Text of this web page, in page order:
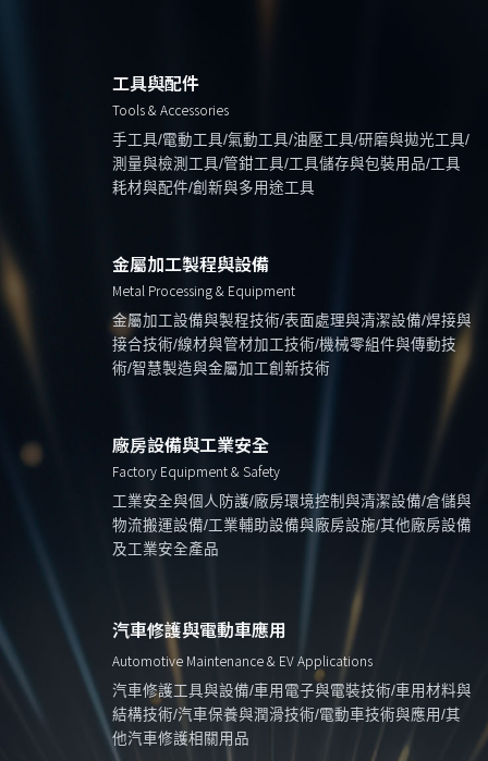
工具與配件
Tools & Accessories
手工具/電動工具/氣動工具/油壓工具/研磨與拋光工具/
測量與檢測工具/管鉗工具/工具儲存與包裝用品/工具
耗材與配件/創新與多用途工具
金屬加工製程與設備
Metal Processing & Equipment
金屬加工設備與製程技術/表面處理與清潔設備/焊接與
接合技術/線材與管材加工技術/機械零組件與傳動技
術/智慧製造與金屬加工創新技術
廠房設備與工業安全
Factory Equipment & Safety
工業安全與個人防護/廠房環境控制與清潔設備/倉儲與
物流搬運設備/工業輔助設備與廠房設施/其他廠房設備
及工業安全產品
汽車修護與電動車應用
Automotive Maintenance & EV Applications
汽車修護工具與設備/車用電子與電裝技術/車用材料與
結構技術/汽車保養與潤滑技術/電動車技術與應用/其
他汽車修護相關用品